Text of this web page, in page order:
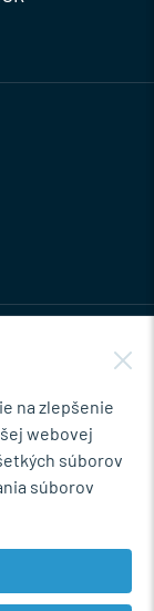
účely.
na zlepšenie
webovej
súborov
súborov